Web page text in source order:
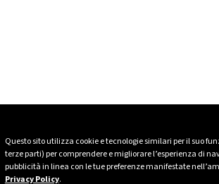
Questo sito utilizza cookie e tecnologie similari per il suo
terze parti) per comprendere e migliorare l’esperienza di
pubblicità in linea con le tue preferenze manifestate
Privacy Policy.